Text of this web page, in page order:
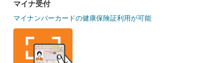
マイナ受付
マイナンバーカードの健康保険証利用が可能